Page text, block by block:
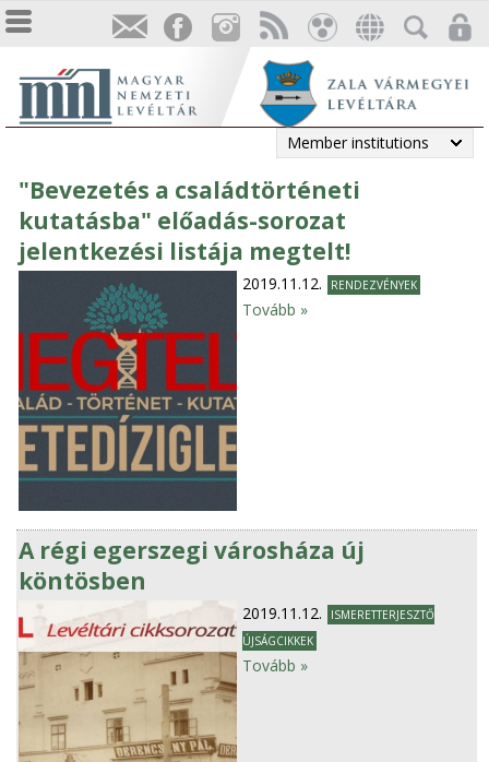
Member institutions
"Bevezetés a családtörténeti
kutatásba" előadás-sorozat
jelentkezési listája megtelt!
2019.11.12. RENDEZVÉNYEK
Tovább »
A régi egerszegi városháza új
köntösben
2019.11.12.
ISMERETTERJESZTŐ
ÚJSÁGCIKKEK
Tovább »